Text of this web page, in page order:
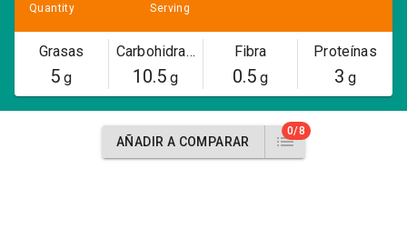
Quantity Serving
Grasas
5 g
Carbohidratos
10.5 g
Fibra
0.5g
Proteínas
3 g
AÑADIR A COMPARAR
0/8